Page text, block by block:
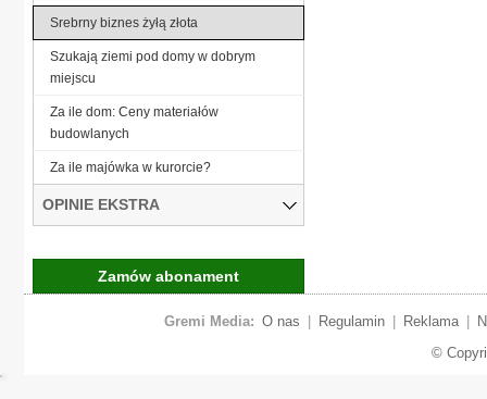
Srebrny biznes żyłą złota
Szukają ziemi pod domy w dobrym
miejscu
Za ile dom: Ceny materiałów
budowlanych
Za ile majówka w kurorcie?
OPINIE EKSTRA
Zamów abonament
Gremi Media: O nas Regulamin Reklama
©